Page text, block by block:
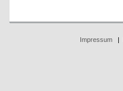
Impressum|